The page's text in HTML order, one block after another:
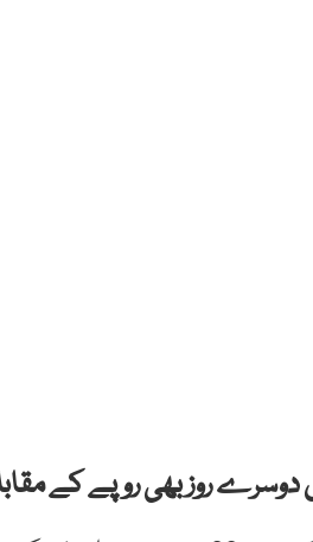
دوسرے روز بھی روپے کے